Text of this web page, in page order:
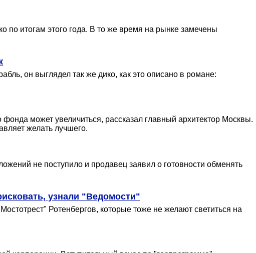
по итогам этого года. В то же время на рынке замечены
он выглядел так же дико, как это описано в романе:
может увеличиться, рассказал главный архитектор Москвы.
желать лучшего.
не поступило и продавец заявил о готовности обменять
узнали "Ведомости"
Ротенбергов, которые тоже не желают светиться на